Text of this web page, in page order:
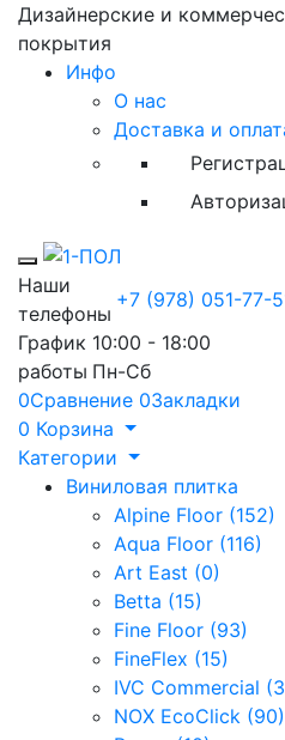
Дизайнерские и
покрытия
Инфо
О нас
Доставка и
Toggle mobile menu
Наши
телефоны
+7 (978) 051-77-
График
работы
10:00 - 18:00
Пн-Сб
0Сравнение 0Закладки
0 Корзина
Категории
Виниловая плитка
Alpine Floor (152)
Aqua Floor (116)
Art East (0)
Betta (15)
Fine Floor (93)
FineFlex (15)
IVC Commercial
NOX EcoClick (90)